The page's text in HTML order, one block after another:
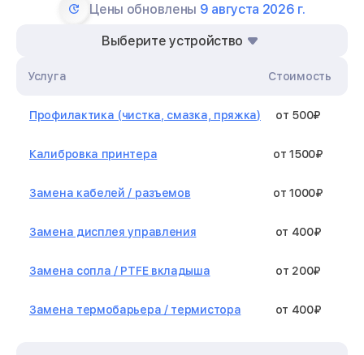
Цены обновлены 9 августа 2026 г.
Выберите устройство
Услуга Стоимость
Профилактика (чистка, смазка, пряжка) от 500₽
Калибровка принтера от 1500₽
Замена кабелей / разъемов от 1000₽
Замена дисплея управления от 400₽
Замена сопла / PTFE вкладыша от 200₽
Замена термобарьера / термистора от 400₽